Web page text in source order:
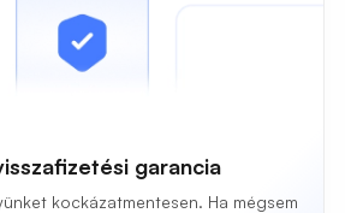
garancia
kockázatmentesen. Ha mégsem